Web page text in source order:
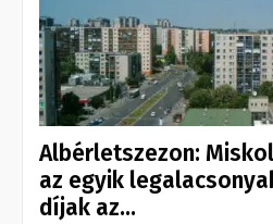
Albérletszezon:
az egyik
díjak az...